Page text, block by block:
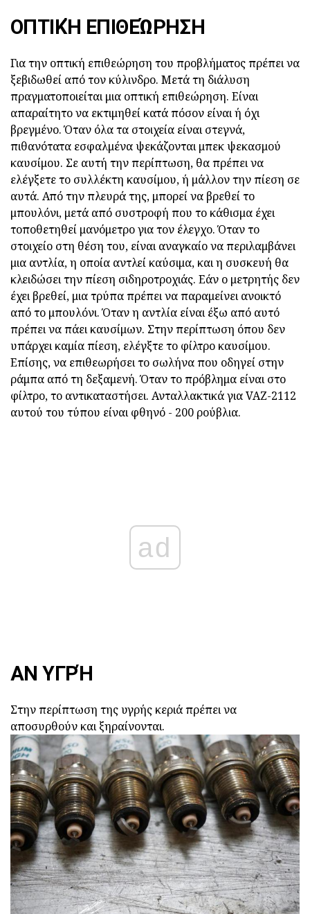
ΟΠΤΙΚΉ ΕΠΙΘΕΏΡΗΣΗ
Για την οπτική επιθεώρηση του προβλήματος πρέπει να
ξεβιδωθεί από τον κύλινδρο. Μετά τη διάλυση
πραγματοποιείται μια οπτική επιθεώρηση. Είναι
απαραίτητο να εκτιμηθεί κατά πόσον είναι ή όχι
βρεγμένο. Όταν όλα τα στοιχεία είναι στεγνά,
πιθανότατα εσφαλμένα ψεκάζονται μπεκ ψεκασμού
καυσίμου. Σε αυτή την περίπτωση, θα πρέπει να
ελέγξετε το συλλέκτη καυσίμου, ή μάλλον την πίεση σε
αυτά. Από την πλευρά της, μπορεί να βρεθεί το
μπουλόνι, μετά από συστροφή που το κάθισμα έχει
τοποθετηθεί μανόμετρο για τον έλεγχο. Όταν το
στοιχείο στη θέση του, είναι αναγκαίο να περιλαμβάνει
μια αντλία, η οποία αντλεί καύσιμα, και η συσκευή θα
κλειδώσει την πίεση σιδηροτροχιάς. Εάν ο μετρητής δεν
έχει βρεθεί, μια τρύπα πρέπει να παραμείνει ανοικτό
από το μπουλόνι. Όταν η αντλία είναι έξω από αυτό
πρέπει να πάει καυσίμων. Στην περίπτωση όπου δεν
υπάρχει καμία πίεση, ελέγξτε το φίλτρο καυσίμου.
Επίσης, να επιθεωρήσει το σωλήνα που οδηγεί στην
ράμπα από τη δεξαμενή. Όταν το πρόβλημα είναι στο
φίλτρο, το αντικαταστήσει. Ανταλλακτικά για VAZ-2112
αυτού του τύπου είναι φθηνό - 200 ρούβλια.
ad
ΑΝ ΥΓΡΉ
Στην περίπτωση της υγρής κεριά πρέπει να
αποσυρθούν και ξηραίνονται.